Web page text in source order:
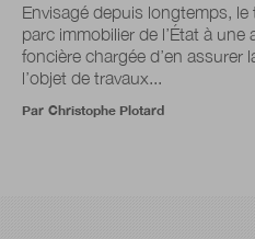
Envisagé depuis longtemps, le
parc immobilier de l’État à une
foncière chargée d’en assurer
l’objet de travaux...
Par Christophe Plotard